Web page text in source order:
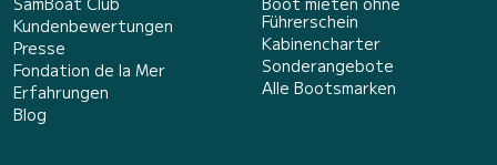
Kundenbewertungen
Presse
Fondation de la Mer
Erfahrungen
Blog
Führerschein
Kabinencharter
Sonderangebote
Alle Bootsmarken